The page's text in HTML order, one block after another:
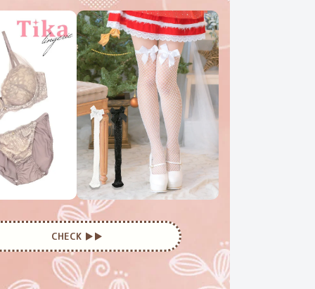
CHECK ▶︎▶︎